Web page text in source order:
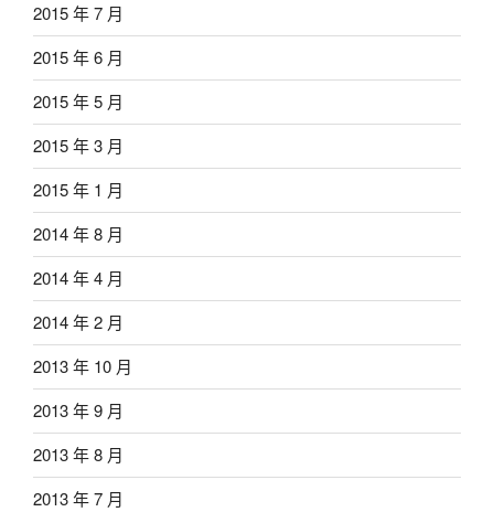
2015 年 7 月
2015 年 6 月
2015 年 5 月
2015 年 3 月
2015 年 1 月
2014 年 8 月
2014 年 4 月
2014 年 2 月
2013 年 10 月
2013 年 9 月
2013 年 8 月
2013 年 7 月